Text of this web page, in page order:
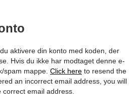
aktivere din konto med koden, der
Hvis du ikke har modtaget denne e-
spam mappe. Click here to resend the
an incorrect email address, you will
email address.